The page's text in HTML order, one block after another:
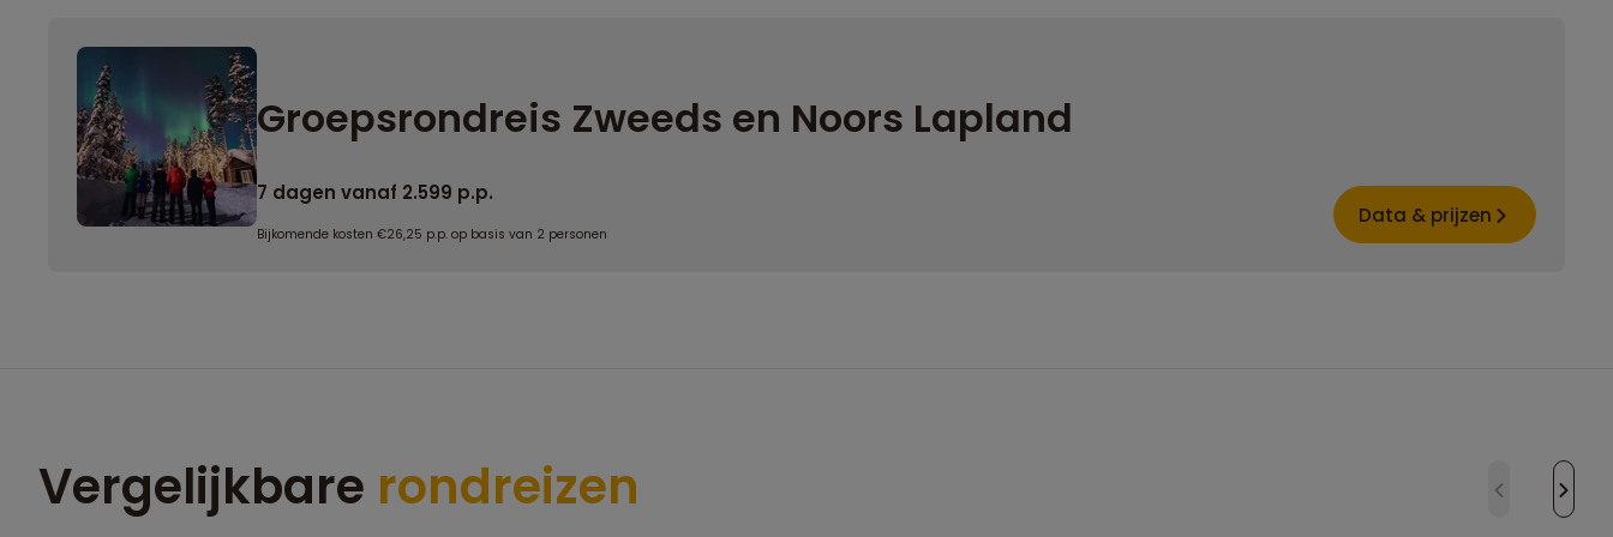
Groepsrondreis Zweeds en Noors Lapland
7 dagen vanaf 2.599 p.p.
Bijkomende kosten €26,25 p.p. op basis van 2 personen
Data & prijzen
Vergelijkbare rondreizen